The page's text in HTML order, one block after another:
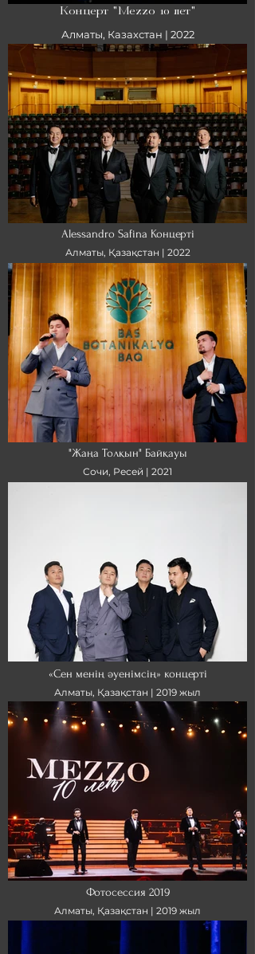
Концерт "Mezzo 10 лет"
Алматы, Казахстан | 2022
"Жаңа Толқын" Байқауы
Сочи, Ресей | 2021
«Сен менің әуенімсің» концерті
Алматы, Қазақстан | 2019 жыл
Alessandro Safina Концерті
Алматы, Қазақстан | 2022
Фотосессия 2019
Алматы, Қазақстан | 2019 жыл